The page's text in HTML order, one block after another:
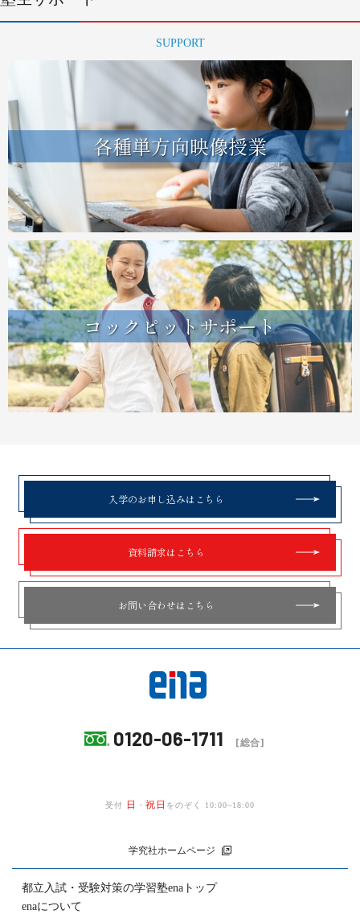
SUPPORT
各種単方向映像授業
コックピットサポート
入学のお申し込みはこちら
資料請求はこちら
お問い合わせはこちら
0120-06-1711 [総合]
受付 日 ・ 祝日 をのぞく 10:00~18:00
学究社ホームページ
都立入試・受験対策の学習塾enaトップ
enaについて